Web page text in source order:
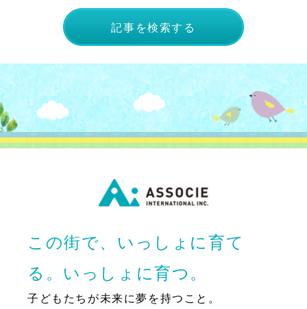
記事を検索する
この街で、いっしょに育て
る。いっしょに育つ。
子どもたちが未来に夢を持つこと。